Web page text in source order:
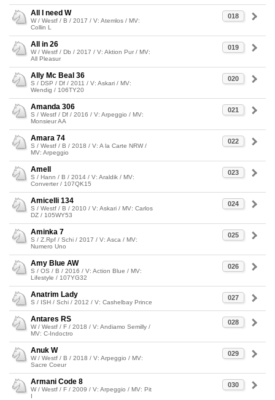
018
All I need W
W / Westf / B / 2017 / V: Atemlos / MV:
Collin L
019
All in 26
W / Westf / Db / 2017 / V: Aktion Pur / MV:
All Pleasur
020
Ally Mc Beal 36
S / DSP / Df / 2011 / V: Askari / MV:
Wendig / 106TY20
021
Amanda 306
S / Westf / Df / 2016 / V: Arpeggio / MV:
Monsieur AA
022
Amara 74
S / Westf / B / 2018 / V: A la Carte NRW /
MV: Arpeggio
023
Amell
S / Hann / B / 2014 / V: Araldik / MV:
Converter / 107QK15
024
Amicelli 134
S / Westf / B / 2010 / V: Askari / MV: Carlos
DZ / 105WY53
025
Aminka 7
S / Z.Rpf / Schi / 2017 / V: Asca / MV:
Numero Uno
026
Amy Blue AW
S / OS / B / 2016 / V: Action Blue / MV:
Lifestyle / 107YG32
027
Anatrim Lady
S / ISH / Schi / 2012 / V: Cashelbay Prince
028
Antares RS
W / Westf / F / 2018 / V: Andiamo Semilly /
MV: C-Indoctro
029
Anuk W
W / Westf / B / 2018 / V: Arpeggio / MV:
Sacre Coeur
030
Armani Code 8
W / Westf / F / 2009 / V: Arpeggio / MV: Pit
I